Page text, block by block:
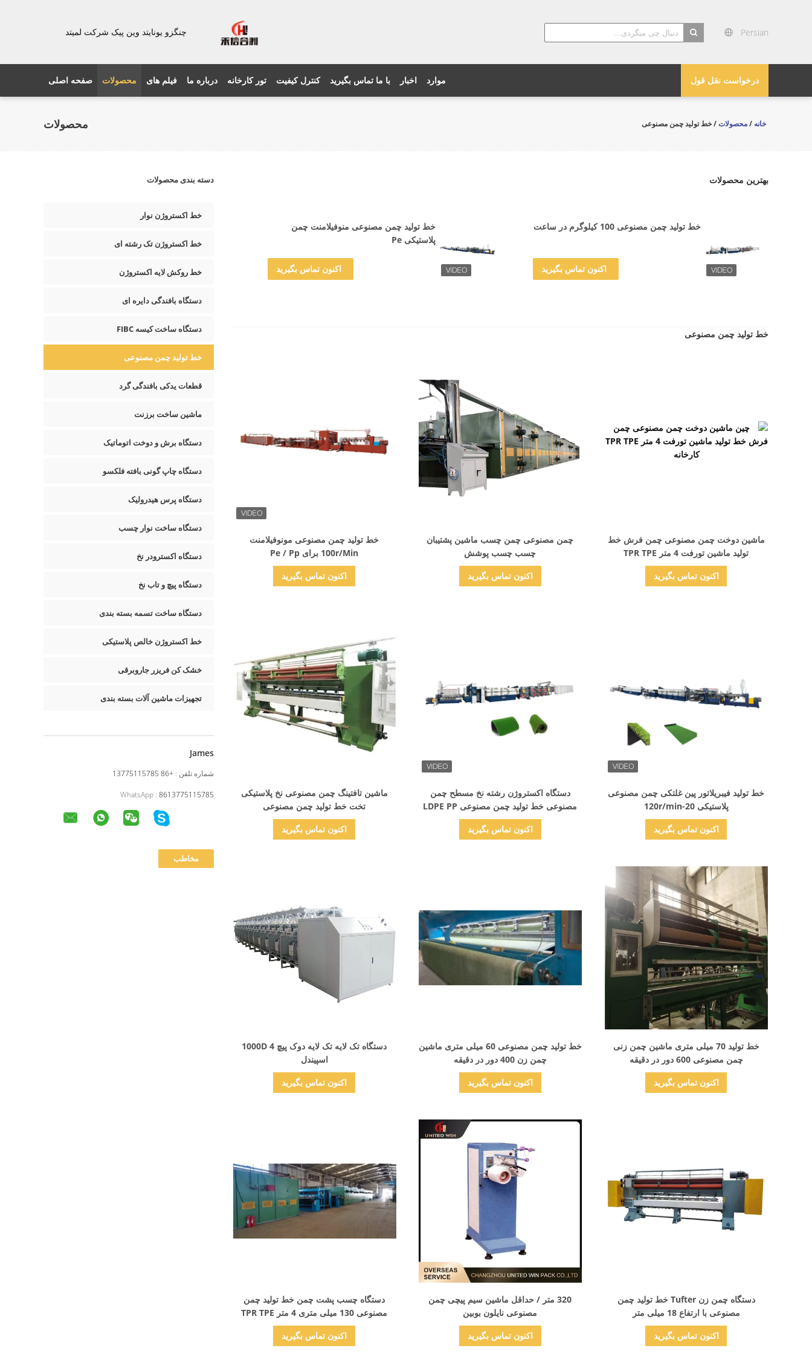
چنگزو یونایتد وین پیک شرکت لمیتد
Persian
درخواست نقل قول صفحه اصلی محصولات فیلم های درباره ما تور کارخانه کنترل کیفیت با ما تماس بگیرید اخبار موارد
محصولات خانه/محصولات/ خط تولید چمن مصنوعی
دسته بندی محصولات
خط اکستروژن نوار
خط اکستروژن تک رشته ای
خط روکش لایه اکستروژن
دستگاه بافندگی دایره ای
دستگاه ساخت کیسه FIBC
خط تولید چمن مصنوعی
قطعات یدکی بافندگی گرد
ماشین ساخت برزنت
دستگاه برش و دوخت اتوماتیک
دستگاه چاپ گونی بافته فلکسو
دستگاه پرس هیدرولیک
دستگاه ساخت نوار چسب
دستگاه اکسترودر نخ
دستگاه پیچ و تاب نخ
دستگاه ساخت تسمه بسته بندی
خط اکستروژن خالص پلاستیکی
خشک کن فریزر جاروبرقی
تجهیزات ماشین آلات بسته بندی
James
شماره تلفن : +86 13775115785
WhatsApp : 8613775115785
بهترین محصولات
خط تولید چمن مصنوعی 100 کیلوگرم در ساعت
اکنون تماس بگیرید
خط تولید چمن مصنوعی منوفیلامنت چمن
پلاستیکی Pe
اکنون تماس بگیرید
خط تولید چمن مصنوعی
خط تولید چمن مصنوعی مونوفیلامنت
100r/Min برای Pe / Pp
اکنون تماس بگیرید
چمن مصنوعی چمن چسب ماشین پشتیبان
چسب چسب پوشش
اکنون تماس بگیرید
ماشین دوخت چمن مصنوعی چمن فرش خط
تولید ماشین تورفت 4 متر TPR TPE
اکنون تماس بگیرید
ماشین تافتینگ چمن مصنوعی نخ پلاستیکی
تخت خط تولید چمن مصنوعی
اکنون تماس بگیرید
دستگاه اکستروژن رشته نخ مسطح چمن
مصنوعی خط تولید چمن مصنوعی LDPE PP
اکنون تماس بگیرید
خط تولید فیبریلاتور پین غلتکی چمن مصنوعی
پلاستیکی 20-120r/min
اکنون تماس بگیرید
دستگاه تک لایه تک لایه دوک پیچ 1000D 4
اسپیندل
اکنون تماس بگیرید
خط تولید چمن مصنوعی 60 میلی متری ماشین
چمن زن 400 دور در دقیقه
اکنون تماس بگیرید
خط تولید 70 میلی متری ماشین چمن زنی
چمن مصنوعی 600 دور در دقیقه
اکنون تماس بگیرید
دستگاه چسب پشت چمن خط تولید چمن
مصنوعی 130 میلی متری 4 متر TPR TPE
اکنون تماس بگیرید
320 متر / حداقل ماشین سیم پیچی چمن
مصنوعی نایلون بوبین
اکنون تماس بگیرید
دستگاه چمن زن Tufter خط تولید چمن
مصنوعی با ارتفاع 18 میلی متر
اکنون تماس بگیرید